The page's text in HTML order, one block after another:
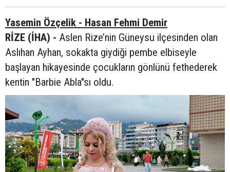
Yasemin Özçelik - Hasan Fehmi Demir
RİZE (İHA) - Aslen Rize’nin Güneysu ilçesinden olan
Aslıhan Ayhan, sokakta giydiği pembe elbiseyle
başlayan hikayesinde çocukların gönlünü fethederek
kentin "Barbie Abla"sı oldu.